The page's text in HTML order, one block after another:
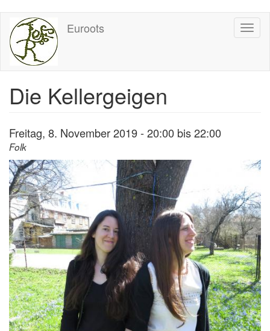
Direkt
zum
Inhalt
Euroots
Die Kellergeigen
Freitag, 8. November 2019 -20:00 bis22:00
Folk